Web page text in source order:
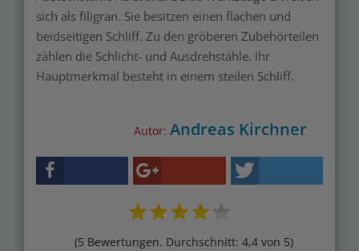
sich als filigran. Sie besitzen einen flachen und
beidseitigen Schliff. Zu den gröberen Zubehörteilen
zählen die Schlicht- und Ausdrehstähle. Ihr
Hauptmerkmal besteht in einem steilen Schliff.
Autor: Andreas Kirchner
(5 Bewertungen. Durchschnitt: 4,4 von 5)